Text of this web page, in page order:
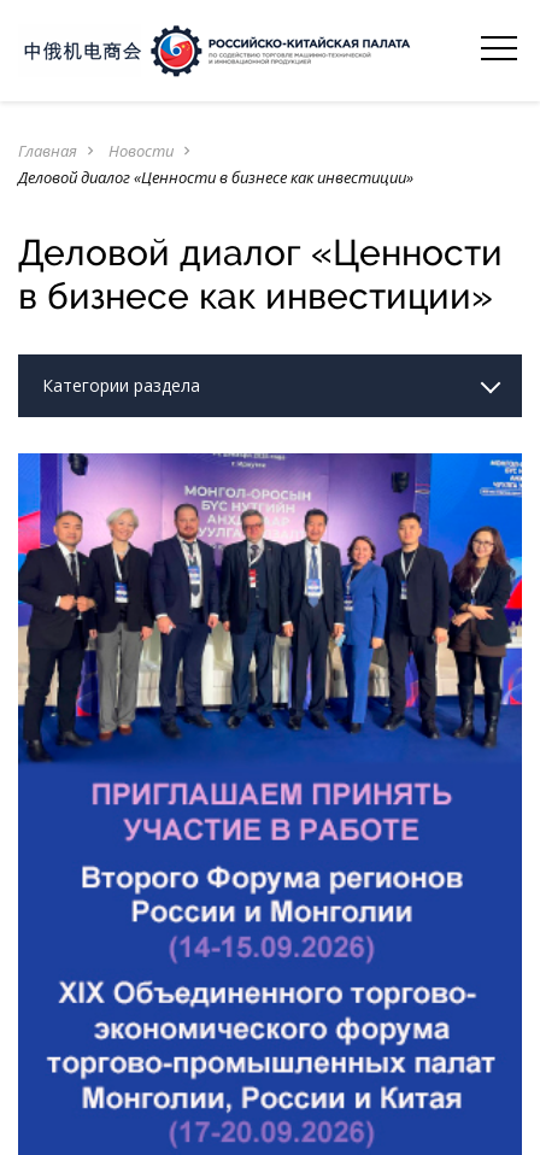
Главная navigate_next Новости navigate_next
Деловой диалог «Ценности в бизнесе как инвестиции»
Деловой диалог «Ценности
в бизнесе как инвестиции»
Категории раздела